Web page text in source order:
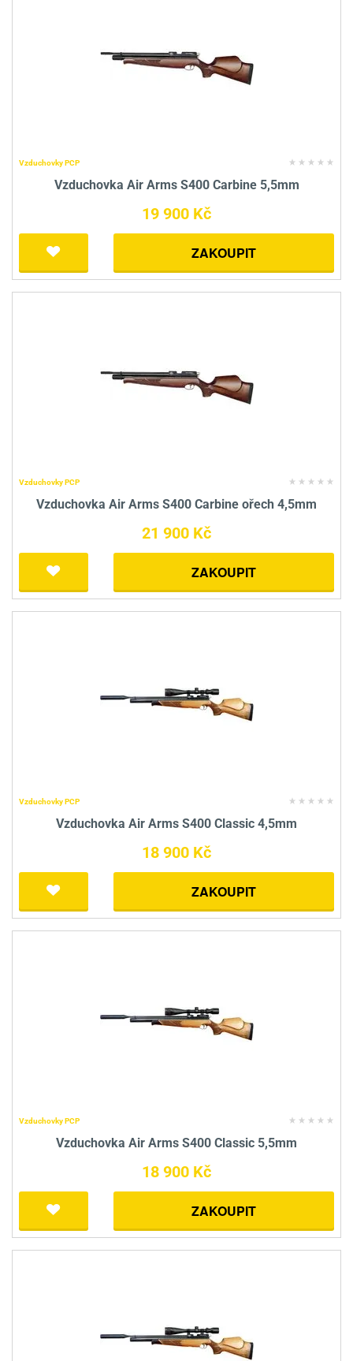
Vzduchovky PCP
Vzduchovka Air Arms S400 Carbine 5,5mm
19 900 Kč
ZAKOUPIT
Vzduchovky PCP
Vzduchovka Air Arms S400 Carbine ořech 4,5mm
21 900 Kč
ZAKOUPIT
Vzduchovky PCP
Vzduchovka Air Arms S400 Classic 4,5mm
18 900 Kč
ZAKOUPIT
Vzduchovky PCP
Vzduchovka Air Arms S400 Classic 5,5mm
18 900 Kč
ZAKOUPIT